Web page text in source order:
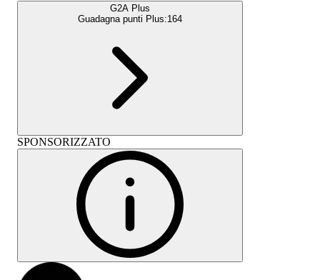
G2A Plus
Guadagna punti Plus:164
SPONSORIZZATO